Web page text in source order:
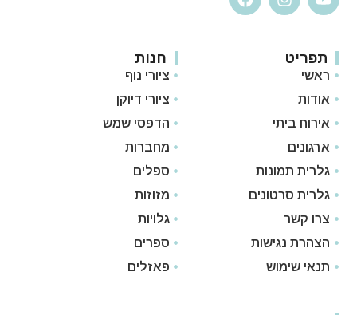
תפריט
ראשי
אודות
אירוח ביתי
ארגונים
גלרית תמונות
גלרית סרטונים
צרו קשר
הצהרת נגישות
תנאי שימוש
חנות
ציורי נוף
ציורי דיוקן
הדפסי שמש
מחברות
ספלים
מזוזות
גלויות
ספרים
פאזלים